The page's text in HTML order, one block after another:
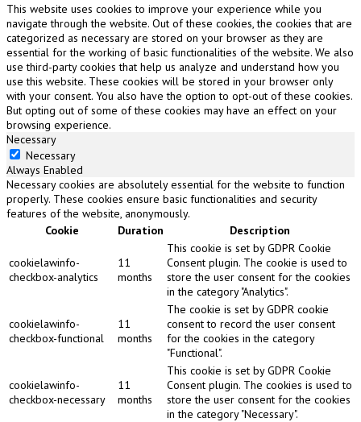
This website uses cookies to improve your experience while you
navigate through the website. Out of these cookies, the cookies that are
categorized as necessary are stored on your browser as they are
essential for the working of basic functionalities of the website. We also
use third-party cookies that help us analyze and understand how you
use this website. These cookies will be stored in your browser only
with your consent. You also have the option to opt-out of these cookies.
But opting out of some of these cookies may have an effect on your
browsing experience.
Necessary
Necessary
Always Enabled
Necessary cookies are absolutely essential for the website to function
properly. These cookies ensure basic functionalities and security
features of the website, anonymously.
Cookie
Duration Description
cookielawinfo-
checkbox-analytics
11
months
This cookie is set by GDPR Cookie
Consent plugin. The cookie is used to
store the user consent for the cookies
in the category "Analytics".
cookielawinfo-
checkbox-functional
11
months
The cookie is set by GDPR cookie
consent to record the user consent
for the cookies in the category
"Functional".
cookielawinfo-
checkbox-necessary
11
months
This cookie is set by GDPR Cookie
Consent plugin. The cookies is used to
store the user consent for the cookies
in the category "Necessary".